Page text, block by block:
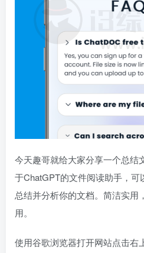
今天趣哥就给大家分享一个总结
于ChatGPT的文件阅读助手，可
总结并分析你的文档。简洁实用
用。
使用谷歌浏览器打开网站点击右